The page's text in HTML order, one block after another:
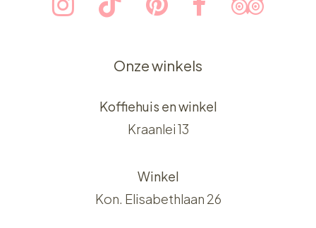
Onze winkels
Koffiehuis en winkel
Kraanlei 13
Winkel
Kon. Elisabethlaan 26